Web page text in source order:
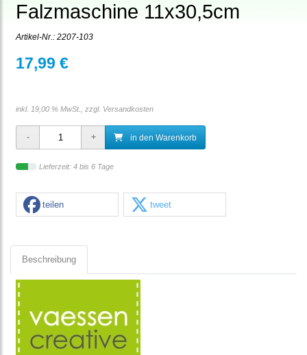
Falzmaschine 11x30,5cm
Artikel-Nr.: 2207-103
17,99 €
inkl. 19,00 % MwSt., zzgl. Versandkosten
in den Warenkorb
Lieferzeit: 4 bis 6 Tage
teilen tweet
Beschreibung